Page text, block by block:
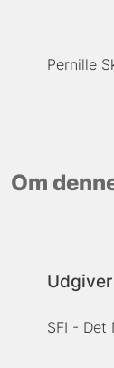
Pernille
Om
Udgiver
SFI - Det